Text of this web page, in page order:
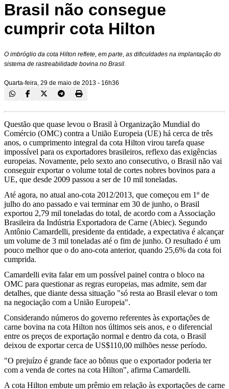
Brasil não consegue
cumprir cota Hilton
O imbróglio da cota Hilton reflete, em parte, as dificuldades na implantação do
sistema de rastreabilidade bovina no Brasil.
Quarta-feira, 29 de maio de 2013 - 16h36
Questão que quase levou o Brasil à Organização Mundial do
Comércio (OMC) contra a União Europeia (UE) há cerca de três
anos, o cumprimento integral da cota Hilton virou tarefa quase
impossível para os exportadores brasileiros, reflexo das exigências
europeias. Novamente, pelo sexto ano consecutivo, o Brasil não vai
conseguir exportar o volume total de cortes nobres bovinos para a
UE, que desde 2009 passou a ser de 10 mil toneladas.
Até agora, no atual ano-cota 2012/2013, que começou em 1º de
julho do ano passado e vai terminar em 30 de junho, o Brasil
exportou 2,79 mil toneladas do total, de acordo com a Associação
Brasileira da Indústria Exportadora de Carne (Abiec). Segundo
Antônio Camardelli, presidente da entidade, a expectativa é alcançar
um volume de 3 mil toneladas até o fim de junho. O resultado é um
pouco melhor que o do ano-cota anterior, quando 25,6% da cota foi
cumprida.
Camardelli evita falar em um possível painel contra o bloco na
OMC para questionar as regras europeias, mas admite, sem dar
detalhes, que diante dessa situação "só resta ao Brasil elevar o tom
na negociação com a União Europeia".
Considerando números do governo referentes às exportações de
carne bovina na cota Hilton nos últimos seis anos, e o diferencial
entre os preços de exportação normal e dentro da cota, o Brasil
deixou de exportar cerca de US$110,00 milhões nesse período.
"O prejuízo é grande face ao bônus que o exportador poderia ter
com a venda de cortes na cota Hilton", afirma Camardelli.
A cota Hilton embute um prêmio em relação às exportações de carne